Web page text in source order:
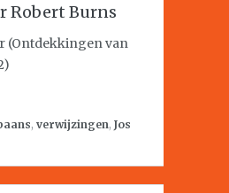
Robert Burns
(Ontdekkingen van
, verwijzingen, Jos